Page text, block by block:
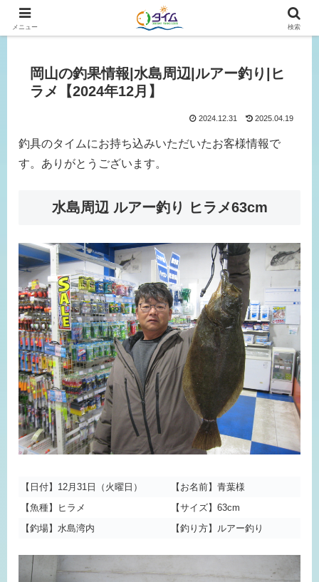
広島、岡山の釣り情報はタイムにおまかせ！
岡山の釣果情報|水島周辺|ルアー釣り|ヒ
ラメ【2024年12月】
2024.12.31 2025.04.19
釣具のタイムにお持ち込みいただいたお客様情報で
す。ありがとうございます。
水島周辺 ルアー釣り ヒラメ63cm
【日付】12月31日（火曜日）
【お名前】青葉様
【魚種】ヒラメ
【サイズ】63cm
【釣場】水島湾内
【釣り方】ルアー釣り
メニュー 検索